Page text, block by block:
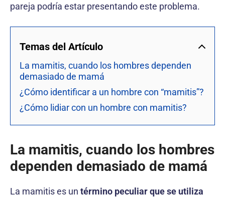
pareja podría estar presentando este problema.
Temas del Artículo
La mamitis, cuando los hombres dependen
demasiado de mamá
¿Cómo identificar a un hombre con “mamitis”?
¿Cómo lidiar con un hombre con mamitis?
La mamitis, cuando los hombres
dependen demasiado de mamá
La mamitis es un término peculiar que se utiliza